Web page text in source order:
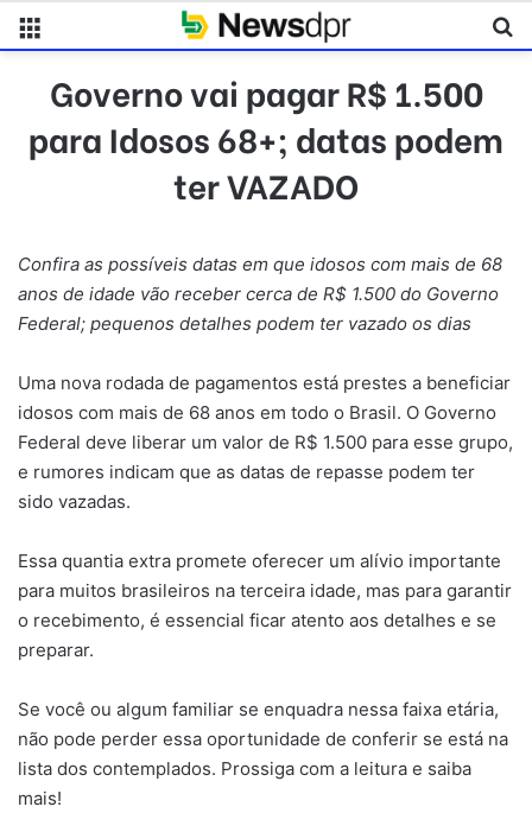
Governo vai pagar R$ 1.500
para Idosos 68+; datas podem
ter VAZADO
Confira as possíveis datas em que idosos com mais de 68
anos de idade vão receber cerca de R$ 1.500 do Governo
Federal; pequenos detalhes podem ter vazado os dias
Uma nova rodada de pagamentos está prestes a beneficiar
idosos com mais de 68 anos em todo o Brasil. O Governo
Federal deve liberar um valor de R$ 1.500 para esse grupo,
e rumores indicam que as datas de repasse podem ter
sido vazadas.
Essa quantia extra promete oferecer um alívio importante
para muitos brasileiros na terceira idade, mas para garantir
o recebimento, é essencial ficar atento aos detalhes e se
preparar.
Se você ou algum familiar se enquadra nessa faixa etária,
não pode perder essa oportunidade de conferir se está na
lista dos contemplados. Prossiga com a leitura e saiba
mais!